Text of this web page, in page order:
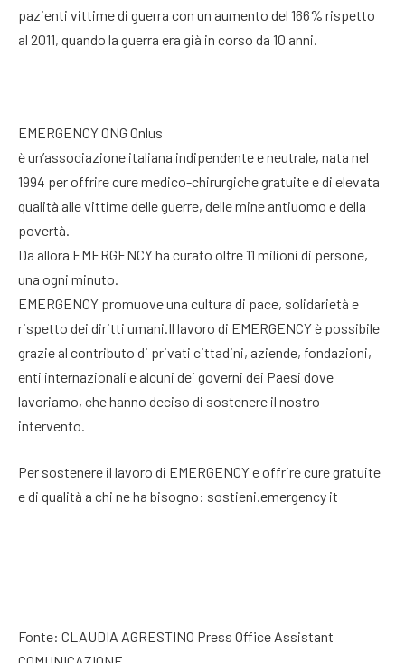
pazienti vittime di guerra con un aumento del 166% rispetto
al 2011, quando la guerra era già in corso da 10 anni.
EMERGENCY ONG Onlus
è un’associazione italiana indipendente e neutrale, nata nel
1994 per offrire cure medico-chirurgiche gratuite e di elevata
qualità alle vittime delle guerre, delle mine antiuomo e della
povertà.
Da allora EMERGENCY ha curato oltre 11 milioni di persone,
una ogni minuto.
EMERGENCY promuove una cultura di pace, solidarietà e
rispetto dei diritti umani.Il lavoro di EMERGENCY è possibile
grazie al contributo di privati cittadini, aziende, fondazioni,
enti internazionali e alcuni dei governi dei Paesi dove
lavoriamo, che hanno deciso di sostenere il nostro
intervento.
Per sostenere il lavoro di EMERGENCY e offrire cure gratuite
e di qualità a chi ne ha bisogno: sostieni.emergency it
Fonte: CLAUDIA AGRESTINO Press Office Assistant